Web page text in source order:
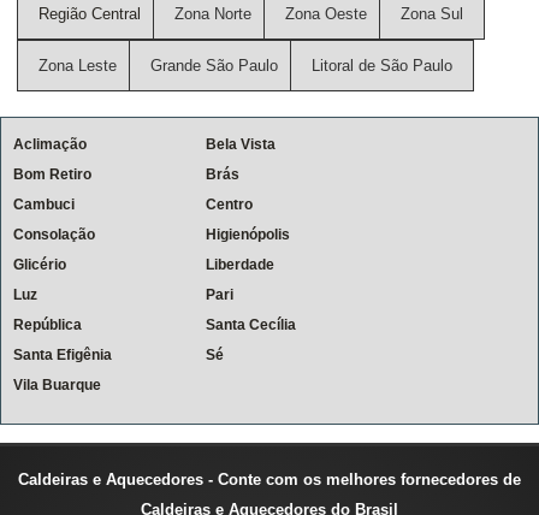
Região Central Zona Norte Zona Oeste Zona Sul
Zona Leste Grande São Paulo Litoral de São Paulo
Aclimação
Bela Vista
Bom Retiro
Brás
Cambuci
Centro
Consolação
Higienópolis
Glicério
Liberdade
Luz
Pari
República
Santa Cecília
Santa Efigênia
Sé
Vila Buarque
Caldeiras e Aquecedores - Conte com os melhores fornecedores de
Caldeiras e Aquecedores do Brasil